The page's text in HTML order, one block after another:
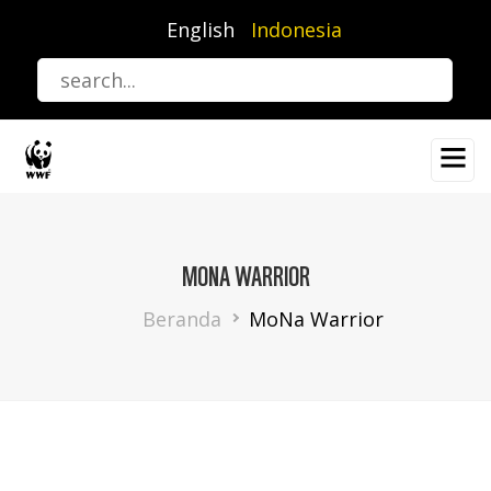
utama
English Indonesia
MONA WARRIOR
Breadcrumb
Beranda MoNa Warrior